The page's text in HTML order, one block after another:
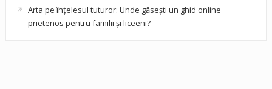
Arta pe înțelesul tuturor: Unde găsești un ghid online
prietenos pentru familii și liceeni?